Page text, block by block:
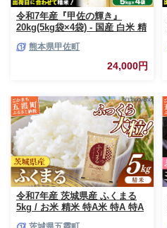
令和7年産『甲佐の輝き』
20kg(5kg袋×4袋) - 国産 白米 精
訳あり 厳選 マイスター 生活応
援 ひのひかり 森のくまさん お
すすめ 熊本県 甲佐町【価格改
熊本県甲佐町
24,000円
令和7年産 茨城県産 ふくまる
5kg / お米 精米 特A米 特A 特A